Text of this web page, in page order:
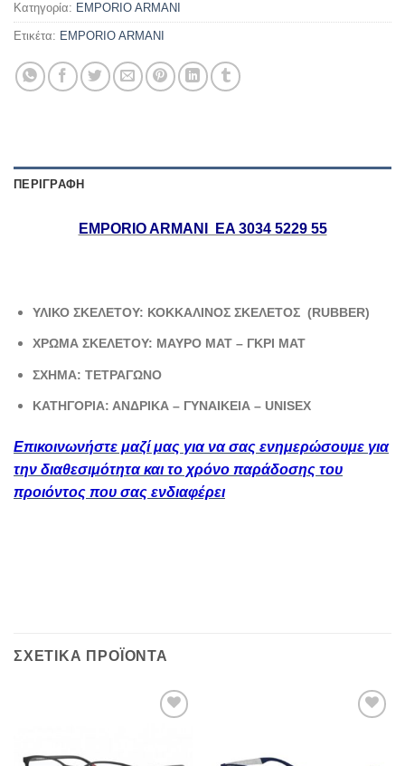
Κατηγορία: EMPORIO ARMANI
Ετικέτα: EMPORIO ARMANI
ΠΕΡΙΓΡΑΦΉ
EMPORIO ARMANI EA 3034 5229 55
ΥΛΙΚΟ ΣΚΕΛΕΤΟΥ: ΚΟΚΚΑΛΙΝΟΣ ΣΚΕΛΕΤΟΣ (RUBBER)
ΧΡΩΜΑ ΣΚΕΛΕΤΟΥ: ΜΑΥΡΟ ΜΑΤ – ΓΚΡΙ ΜΑΤ
ΣΧΗΜΑ: ΤΕΤΡΑΓΩΝΟ
ΚΑΤΗΓΟΡΙΑ: ΑΝΔΡΙΚΑ – ΓΥΝΑΙΚΕΙΑ – UNISEX
Επικοινωνήστε μαζί μας για να σας ενημερώσουμε για
την διαθεσιμότητα και το χρόνο παράδοσης του
προιόντος που σας ενδιαφέρει
ΣΧΕΤΙΚΆ ΠΡΟΪΌΝΤΑ